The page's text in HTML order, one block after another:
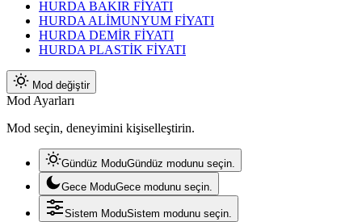
HURDA BAKIR FİYATI
HURDA ALİMUNYUM FİYATI
HURDA DEMİR FİYATI
HURDA PLASTİK FİYATI
Mod değiştir
Mod Ayarları
Mod seçin, deneyimini kişiselleştirin.
Gündüz ModuGündüz modunu seçin.
Gece ModuGece modunu seçin.
Sistem ModuSistem modunu seçin.